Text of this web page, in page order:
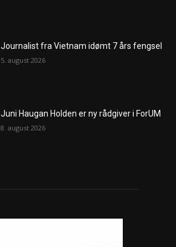
Journalist fra Vietnam idømt 7 års fengsel
5. august 2026
Juni Haugan Holden er ny rådgiver i ForUM
8. august 2026